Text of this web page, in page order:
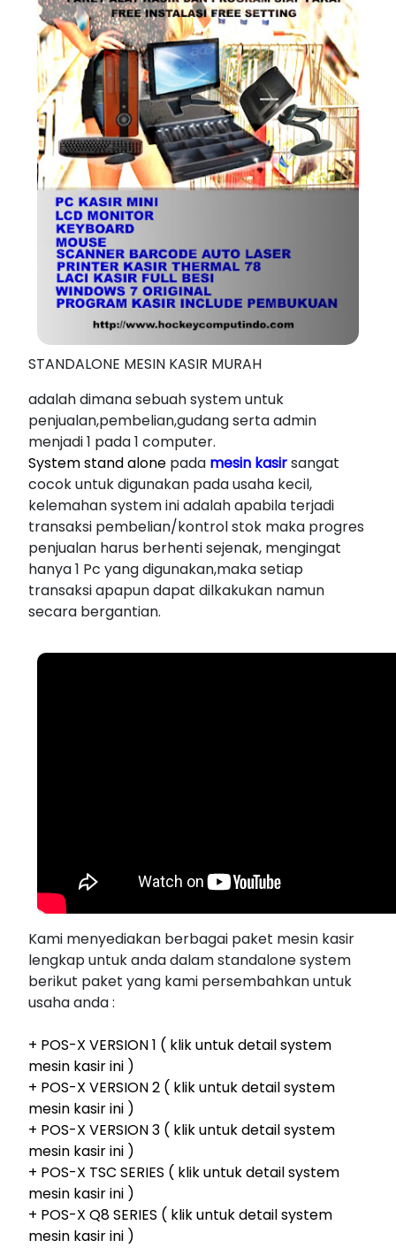
STANDALONE MESIN KASIR MURAH
adalah dimana sebuah system untuk
penjualan,pembelian,gudang serta admin
menjadi 1 pada 1 computer.
System stand alone pada mesin kasirsangat
cocok untuk digunakan pada usaha kecil,
kelemahan system ini adalah apabila terjadi
transaksi pembelian/kontrol stok maka progres
penjualan harus berhenti sejenak, mengingat
hanya 1 Pc yang digunakan,maka setiap
transaksi apapun dapat dilkakukan namun
secara bergantian.
Kami menyediakan berbagai paket mesin kasir
lengkap untuk anda dalam standalone system
berikut paket yang kami persembahkan untuk
usaha anda :
+ POS-X VERSION 1 ( klik untuk detail system
mesin kasir ini )
+ POS-X VERSION 2 ( klik untuk detail system
mesin kasir ini )
+ POS-X VERSION 3 ( klik untuk detail system
mesin kasir ini )
+ POS-X TSC SERIES ( klik untuk detail system
mesin kasir ini )
+ POS-X Q8 SERIES ( klik untuk detail system
mesin kasir ini )